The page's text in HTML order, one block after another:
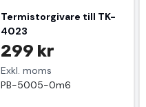
Termistorgivare till TK-
4023
299 kr
Exkl. moms
PB-5005-0m6